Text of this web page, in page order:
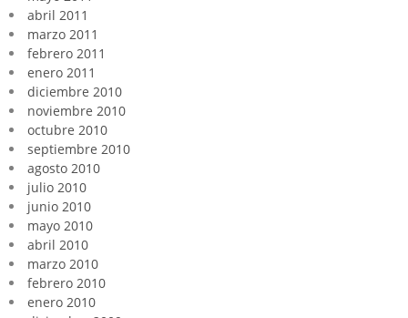
abril 2011
marzo 2011
febrero 2011
enero 2011
diciembre 2010
noviembre 2010
octubre 2010
septiembre 2010
agosto 2010
julio 2010
junio 2010
mayo 2010
abril 2010
marzo 2010
febrero 2010
enero 2010